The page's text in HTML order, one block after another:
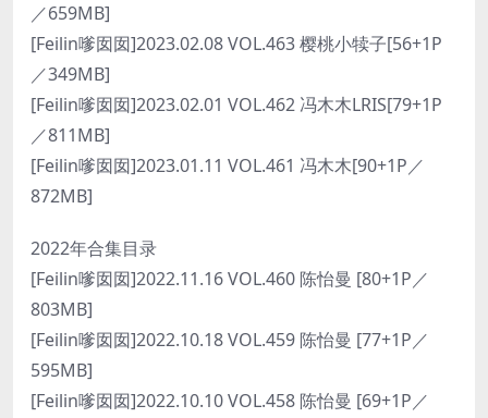
／659MB]
[Feilin嗲囡囡]2023.02.08 VOL.463 樱桃小犊子[56+1P
／349MB]
[Feilin嗲囡囡]2023.02.01 VOL.462 冯木木LRIS[79+1P
／811MB]
[Feilin嗲囡囡]2023.01.11 VOL.461 冯木木[90+1P／
872MB]
2022年合集目录
[Feilin嗲囡囡]2022.11.16 VOL.460 陈怡曼 [80+1P／
803MB]
[Feilin嗲囡囡]2022.10.18 VOL.459 陈怡曼 [77+1P／
595MB]
[Feilin嗲囡囡]2022.10.10 VOL.458 陈怡曼 [69+1P／